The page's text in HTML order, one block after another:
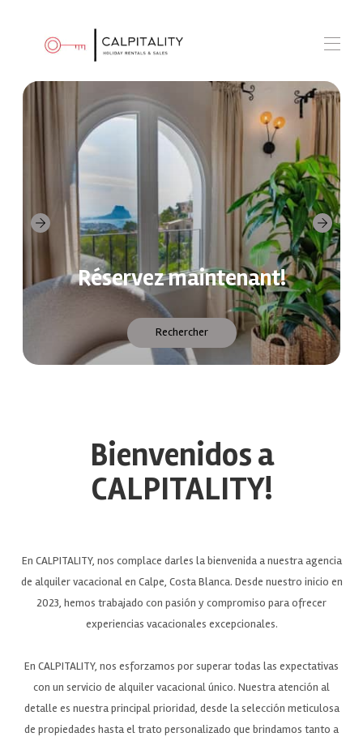
Nos villas
Nos appartements
Qui sommes nous?
Contactez-nous
Louez votre propriété
Réservez maintenant!
Rechercher
Bienvenidos a
CALPITALITY!
En CALPITALITY, nos complace darles la bienvenida a nuestra agencia
de alquiler vacacional en Calpe, Costa Blanca. Desde nuestro inicio en
2023, hemos trabajado con pasión y compromiso para ofrecer
experiencias vacacionales excepcionales.
En CALPITALITY, nos esforzamos por superar todas las expectativas
con un servicio de alquiler vacacional único. Nuestra atención al
detalle es nuestra principal prioridad, desde la selección meticulosa
de propiedades hasta el trato personalizado que brindamos tanto a